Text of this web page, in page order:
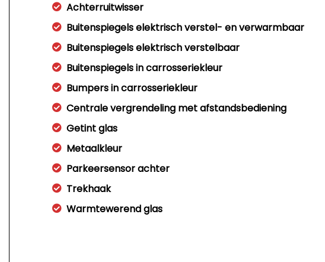
Achterruitwisser
Buitenspiegels elektrisch verstel- en verwarmbaar
Buitenspiegels elektrisch verstelbaar
Buitenspiegels in carrosseriekleur
Bumpers in carrosseriekleur
Centrale vergrendeling met afstandsbediening
Getint glas
Metaalkleur
Parkeersensor achter
Trekhaak
Warmtewerend glas